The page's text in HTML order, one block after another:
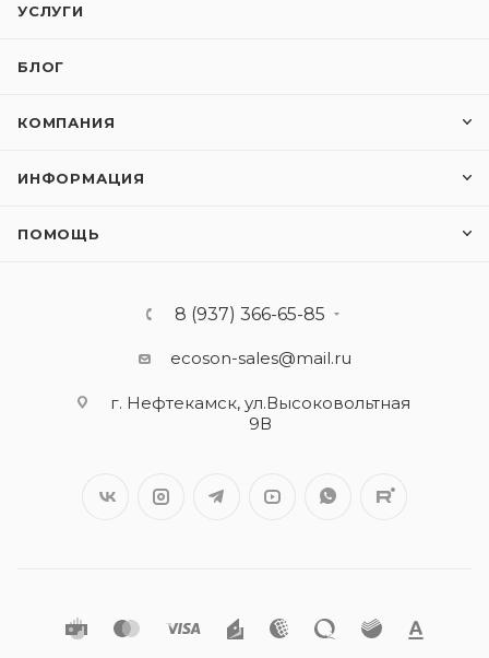
УСЛУГИ
БЛОГ
КОМПАНИЯ
ИНФОРМАЦИЯ
ПОМОЩЬ
8 (937) 366-65-85
ecoson-sales@mail.ru
г. Нефтекамск, ул.Высоковольтная
9В